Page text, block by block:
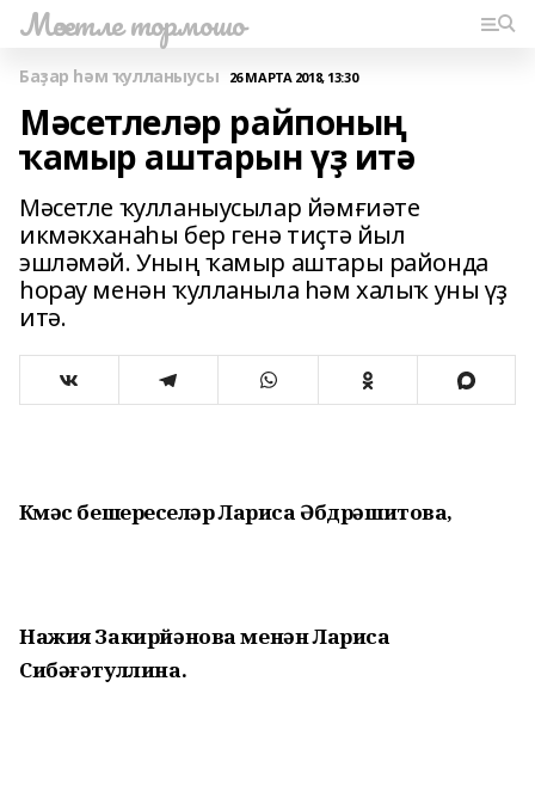
Мәсетле тормошо
Баҙар һәм ҡулланыусы 26 МАРТА 2018, 13:30
Мәсетлеләр райпоның
ҡамыр аштарын үҙ итә
Мәсетле ҡулланыусылар йәмғиәте
икмәкханаһы бер генә тиҫтә йыл
эшләмәй. Уның ҡамыр аштары районда
һорау менән ҡулланыла һәм халыҡ уны үҙ
итә.
Күмәс бешереүселәр Лариса Әбдрәшитова,
Нажия Закирйәнова менән Лариса
Сибәғәтуллина.